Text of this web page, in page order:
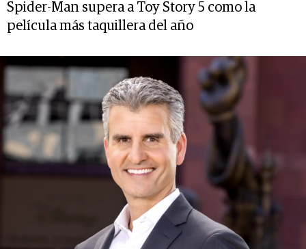
Spider-Man supera a Toy Story 5 como la
película más taquillera del año